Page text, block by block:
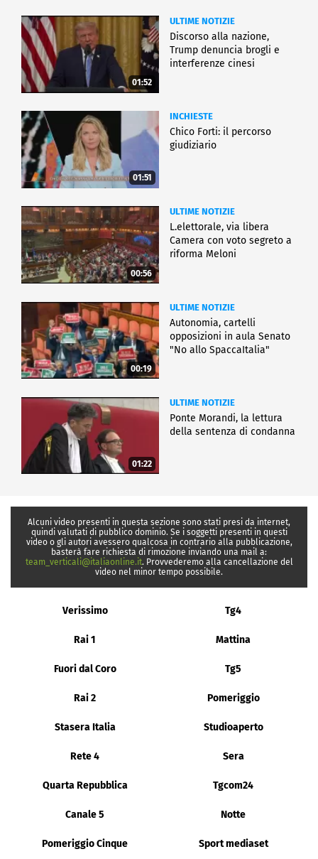
01:52
ULTIME NOTIZIE
Discorso alla nazione,
Trump denuncia brogli e
interferenze cinesi
01:51
INCHIESTE
Chico Forti: il percorso
giudiziario
00:56
ULTIME NOTIZIE
L.elettorale, via libera
Camera con voto segreto a
riforma Meloni
00:19
ULTIME NOTIZIE
Autonomia, cartelli
opposizioni in aula Senato
"No allo SpaccaItalia"
01:22
ULTIME NOTIZIE
Ponte Morandi, la lettura
della sentenza di condanna
Alcuni video presenti in questa sezione sono stati presi da internet,
quindi valutati di pubblico dominio. Se i soggetti presenti in questi
video o gli autori avessero qualcosa in contrario alla pubblicazione,
basterà fare richiesta di rimozione inviando una mail a:
team_verticali@italiaonline.it. Provvederemo alla cancellazione del
video nel minor tempo possibile.
Verissimo Tg4
Rai 1 Mattina
Fuori dal Coro Tg5
Rai 2 Pomeriggio
Stasera Italia Studioaperto
Rete 4 Sera
Quarta Repubblica Tgcom24
Canale 5 Notte
Pomeriggio Cinque Sport mediaset